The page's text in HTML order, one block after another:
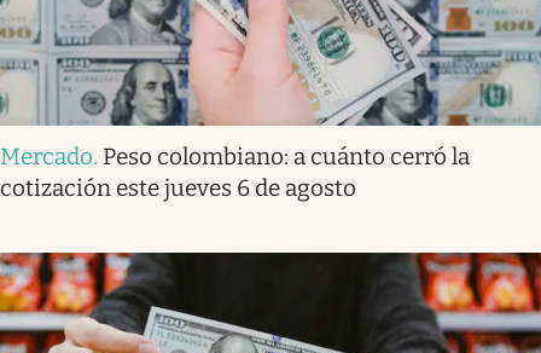
Mercado. Peso colombiano: a cuánto cerró la
cotización este jueves 6 de agosto